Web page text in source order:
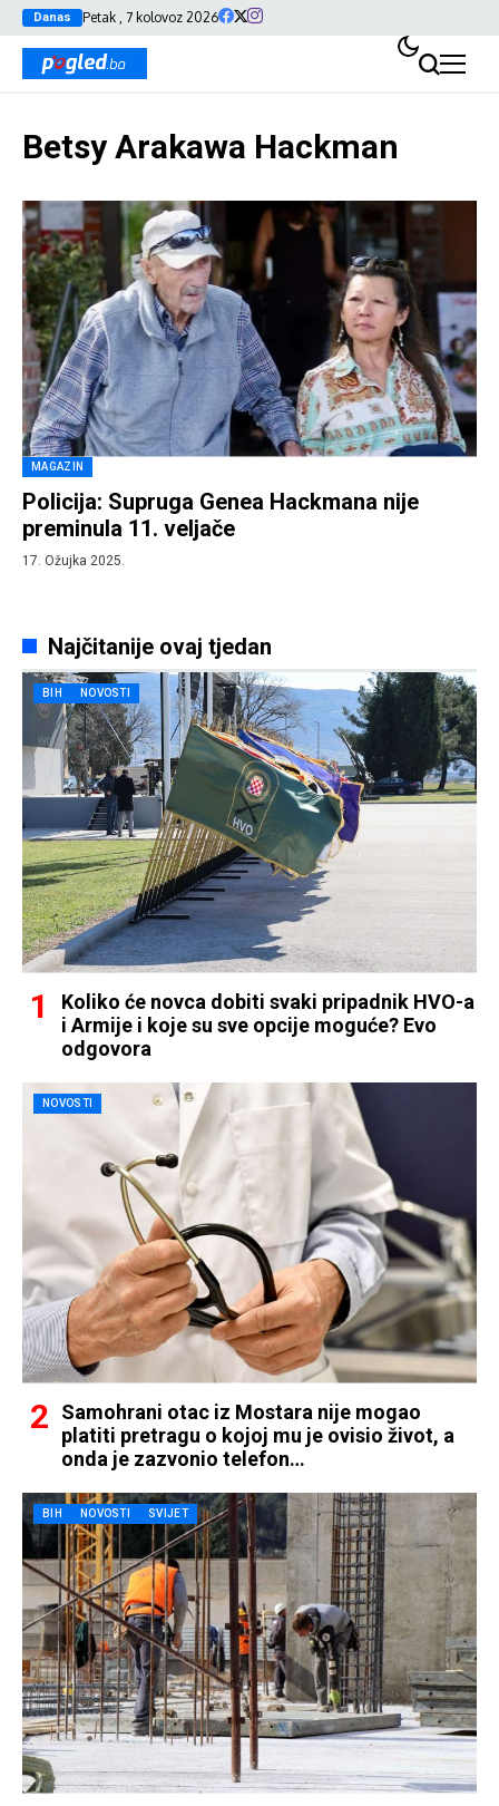
Danas Petak , 7 kolovoz 2026
Betsy Arakawa Hackman
MAGAZIN
Policija: Supruga Genea Hackmana nije
preminula 11. veljače
17. Ožujka 2025.
Najčitanije ovaj tjedan
BIH NOVOSTI
Koliko će novca dobiti svaki pripadnik HVO-a
i Armije i koje su sve opcije moguće? Evo
odgovora
NOVOSTI
Samohrani otac iz Mostara nije mogao
platiti pretragu o kojoj mu je ovisio život, a
onda je zazvonio telefon…
BIH NOVOSTI SVIJET